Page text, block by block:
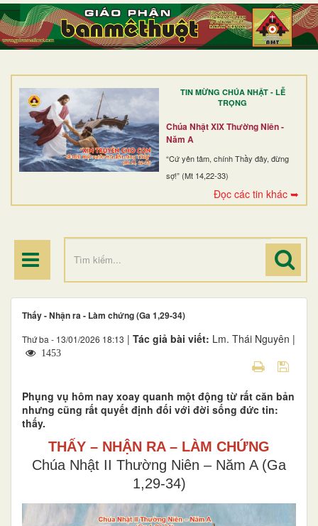
TIN MỪNG CHÚA NHẬT - LỄ
TRỌNG
Chúa Nhật XIX Thường Niên -
Năm A
“Cứ yên tâm, chính Thầy đây, đừng
sợ!” (Mt 14,22-33)
Đọc các tin khác ➥
TRANG NHẤT
GIỚI THIỆU
DÒNG TU
BAN MỤC VỤ
ĐOÀN THỂ CG
ĐIỂM HÀNH HƯƠNG
Thấy - Nhận ra - Làm chứng (Ga 1,29-34)
Thứ ba - 13/01/2026 18:13 | Tác giả bài viết: Lm. Thái Nguyên |
1453
Phụng vụ hôm nay xoay quanh một động từ rất căn bản
nhưng cũng rất quyết định đối với đời sống đức tin:
thấy.
THẤY – NHẬN RA – LÀM CHỨNG
Chúa Nhật II Thường Niên – Năm A (Ga
1,29-34)